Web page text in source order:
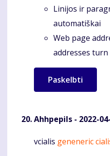
Linijos ir
automatiškai
Web page
addresses
Ahhpepils - 2022-
Komentaras
vcialis geneneric